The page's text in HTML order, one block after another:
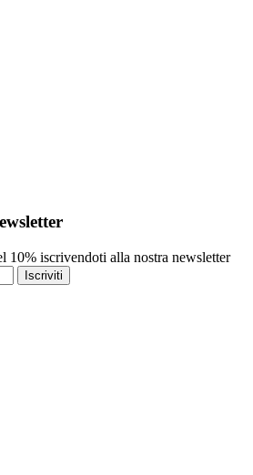
10% iscrivendoti alla nostra newsletter
Iscriviti